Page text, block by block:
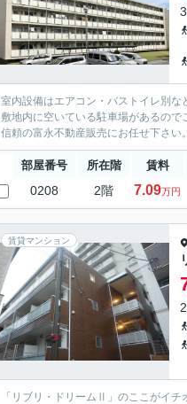
室内設備はエアコン・バストイレ別
敷地内に空いている駐車場があるの
信頼の富永不動産販売にお任せ下さ
部屋番号 所在階 賃料
0208 2階 7.09万円
賃貸マンション
「リブリ・ドリームⅡ」のここがイ